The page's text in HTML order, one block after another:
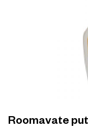
Roomavate